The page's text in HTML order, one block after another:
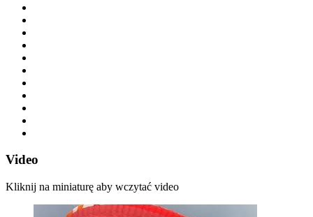
Video
Kliknij na miniaturę aby wczytać video